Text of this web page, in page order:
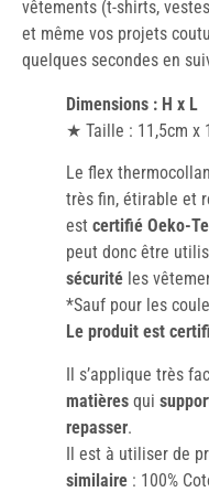
vêtements (t-shirts,
et même vos projets
quelques secondes en
Dimensions : H x L
★ Taille : 11,5cm x
Le flex
très fin, étirable et
est certifié Oeko-
peut donc être
sécurité les
*Sauf pour les
Le produit est
Il s’applique très
matières qui
repasser.
Il est à utiliser de
similaire : 100%